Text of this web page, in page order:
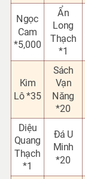
Ngọc
Cam
*5,000
Ẩn
Long
Thạch
*1
Kim
Lô *35
Sách
Vạn
Năng
*20
Diệu
Quang
Thạch
*1
Đá U
Minh
*20